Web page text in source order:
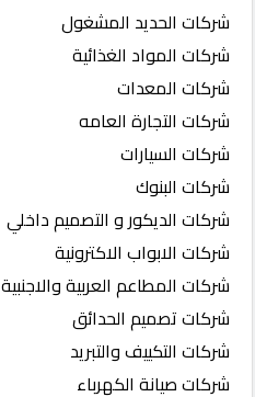
شركات الحديد المشغول
شركات المواد الغذائية
شركات المعدات
شركات التجارة العامه
شركات السيارات
شركات البنوك
شركات الديكور و التصميم داخلي
شركات الابواب الاكترونية
شركات المطاعم العربية والاجنبية
شركات تصميم الحدائق
شركات التكييف والتبريد
شركات صيانة الكهرباء